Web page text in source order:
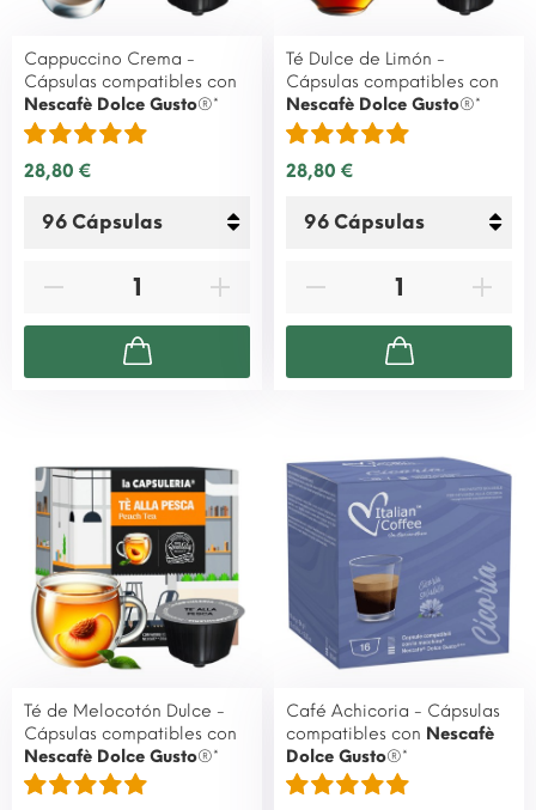
Cappuccino Crema -
Cápsulas compatibles con
Nescafè Dolce Gusto®*
28,80 €
Té Dulce de Limón -
Cápsulas compatibles con
Nescafè Dolce Gusto®*
28,80 €
Té de Melocotón Dulce -
Cápsulas compatibles con
Nescafè Dolce Gusto®*
Café Achicoria - Cápsulas
compatibles con Nescafè
Dolce Gusto®*